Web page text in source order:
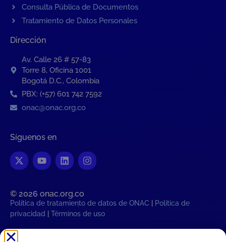
Consulta Pública de Documentos
Tratamiento de Datos Personales
Dirección
Av. Calle 26 # 57-83
Torre 8, Oficina 1001
Bogotá D.C., Colombia
PBX: (+57) 601 742 7592
onac@onac.org.co
Síguenos en
© 2026 onac.org.co​
Política de tratamiento de datos de ONAC | Política de
privacidad | Términos de uso